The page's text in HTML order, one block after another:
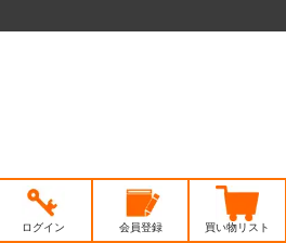
ログイン 会員登録 買い物リスト